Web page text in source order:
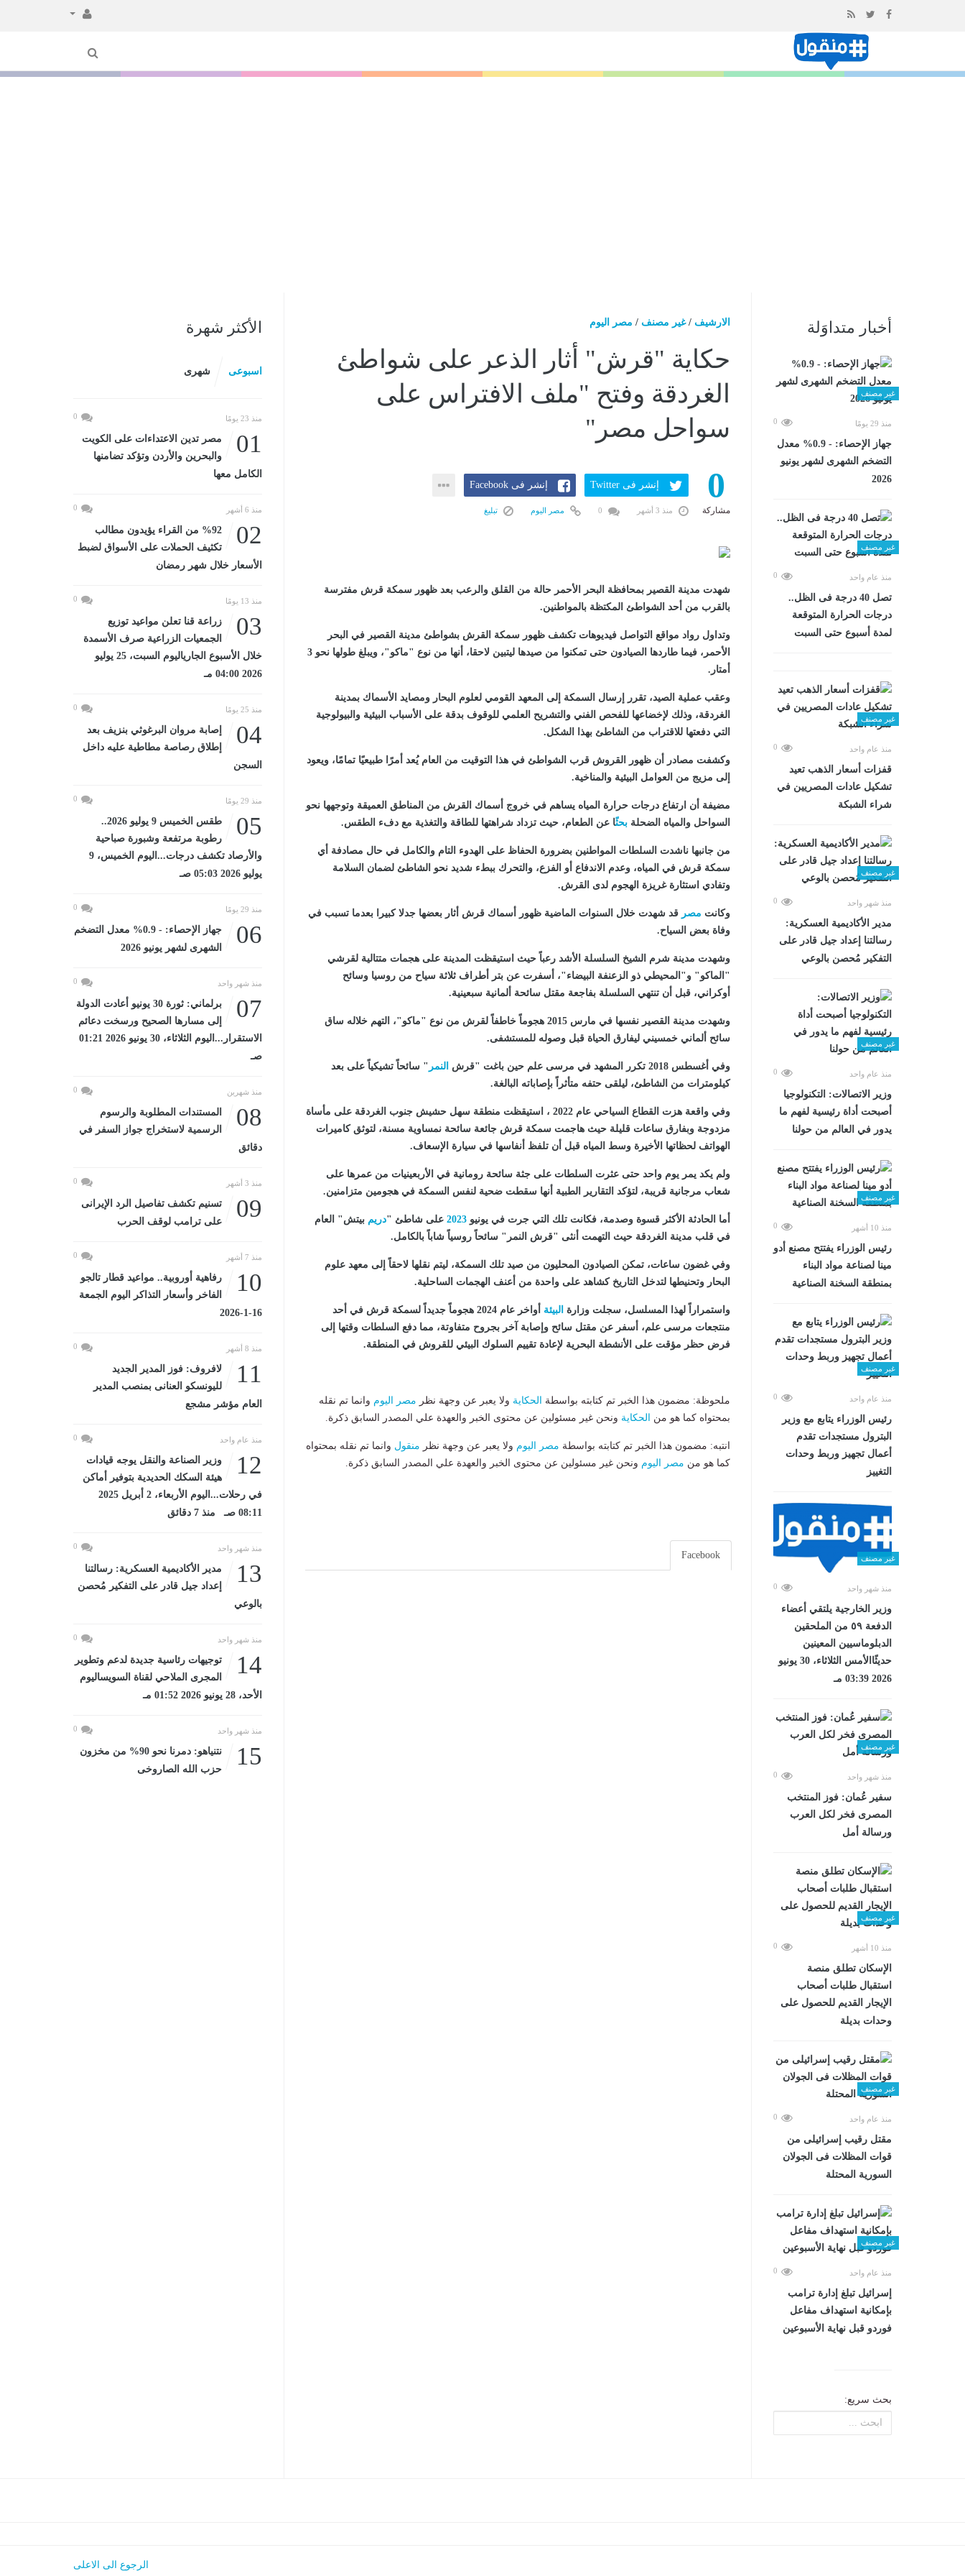
المحتوى
أخبار متداوَلة
غير مصنف
منذ 29 يومًا 0
جهاز الإحصاء: - 0.9% معدل
التضخم الشهرى لشهر يونيو
2026
غير مصنف
منذ عام واحد 0
تصل 40 درجة فى الظل..
درجات الحرارة المتوقعة
لمدة أسبوع حتى السبت
غير مصنف
منذ عام واحد 0
قفزات أسعار الذهب تعيد
تشكيل عادات المصريين في
شراء الشبكة
غير مصنف
منذ شهر واحد 0
مدير الأكاديمية العسكرية:
رسالتنا إعداد جيل قادر على
التفكير مُحصن بالوعي
غير مصنف
منذ عام واحد 0
وزير الاتصالات: التكنولوجيا
أصبحت أداة رئيسية لفهم ما
يدور في العالم من حولنا
غير مصنف
منذ 10 أشهر 0
رئيس الوزراء يفتتح مصنع أدو
مينا لصناعة مواد البناء
بمنطقة السخنة الصناعية
غير مصنف
منذ عام واحد 0
رئيس الوزراء يتابع مع وزير
البترول مستجدات تقدم
أعمال تجهيز وربط وحدات
التغييز
غير مصنف
منذ شهر واحد 0
وزير الخارجية يلتقي أعضاء
الدفعة ٥٩ من الملحقين
الدبلوماسيين المعينين
حديثًاالأمس الثلاثاء، 30 يونيو
2026 03:39 مـ
غير مصنف
منذ شهر واحد 0
سفير عُمان: فوز المنتخب
المصرى فخر لكل العرب
ورسالة أمل
غير مصنف
منذ 10 أشهر 0
الإسكان تطلق منصة
استقبال طلبات أصحاب
الإيجار القديم للحصول على
وحدات بديلة
غير مصنف
منذ عام واحد 0
مقتل رقيب إسرائيلى من
قوات المظلات فى الجولان
السورية المحتلة
غير مصنف
منذ عام واحد 0
إسرائيل تبلغ إدارة ترامب
بإمكانية استهداف مفاعل
فوردو قبل نهاية الأسبوعين
بحث سريع:
الارشيف /غير مصنف / مصر اليوم
حكاية "قرش" أثار الذعر على شواطئ
الغردقة وفتح "ملف الافتراس على
سواحل مصر"
0
مشاركة
إنشر فى Twitter إنشر فى Facebook
منذ 3 أشهر مصر اليوم تبليغ
شهدت مدينة القصير بمحافظة البحر الأحمر حالة من القلق والرعب بعد ظهور سمكة قرش مفترسة
بالقرب من أحد الشواطئ المكتظة بالمواطنين.
وتداول رواد مواقع التواصل فيديوهات تكشف ظهور سمكة القرش بشواطئ مدينة القصير في البحر
الأحمر، فيما طاردها الصيادون حتى تمكنوا من صيدها ليتبين لاحقا، أنها من نوع "ماكو"، ويبلغ طولها نحو 3
أمتار.
وعقب عملية الصيد، تقرر إرسال السمكة إلى المعهد القومي لعلوم البحار ومصايد الأسماك بمدينة
الغردقة، وذلك لإخضاعها للفحص الفني والتشريح العلمي للوقوف بدقة على الأسباب البيئية والبيولوجية
التي دفعتها للاقتراب من الشاطئ بهذا الشكل.
وكشفت مصادر أن ظهور القروش قرب الشواطئ في هذا التوقيت من العام يُعد أمرًا طبيعيًا تمامًا، ويعود
إلى مزيج من العوامل البيئية والمناخية.
مضيفة أن ارتفاع درجات حرارة المياه يساهم في خروج أسماك القرش من المناطق العميقة وتوجهها نحو
السواحل والمياه الضحلة بحثًا عن الطعام، حيث تزداد شراهتها للطاقة والتغذية مع دفء الطقس.
من جانبها ناشدت السلطات المواطنين بضرورة الحفاظ على الهدوء التام والكامل في حال مصادفة أي
سمكة قرش في المياه، وعدم الاندفاع أو الفزع، والتحرك ببطء شديد نحو الشاطئ لضمان السلامة
وتفادي استثارة غريزة الهجوم لدى القرش.
وكانت مصر قد شهدت خلال السنوات الماضية ظهور أسماك قرش أثار بعضها جدلا كبيرا بعدما تسبب في
وفاة بعض السياح.
وشهدت مدينة شرم الشيخ السلسلة الأشد رعباً حيث استيقظت المدينة على هجمات متتالية لقرشي
"الماكو" و"المحيطي ذو الزعنفة البيضاء"، أسفرت عن بتر أطراف ثلاثة سياح من روسيا وسائح
أوكراني، قبل أن تنتهي السلسلة بفاجعة مقتل سائحة ألمانية سبعينية.
وشهدت مدينة القصير نفسها في مارس 2015 هجوماً خاطفاً لقرش من نوع "ماكو"، التهم خلاله ساق
سائح ألماني خمسيني ليفارق الحياة قبل وصوله للمستشفى.
وفي أغسطس 2018 تكرر المشهد في مرسى علم حين باغت "قرش النمر " سائحاً تشيكياً على بعد
كيلومترات من الشاطئ، ليلقى حتفه متأثراً بإصاباته البالغة.
وفي واقعة هزت القطاع السياحي عام 2022 ، استيقظت منطقة سهل حشيش جنوب الغردقة على مأساة
مزدوجة وبفارق ساعات قليلة حيث هاجمت سمكة قرش جائعة سائحة نمساوية مسنة، لتوثق كاميرات
الهواتف لحظاتها الأخيرة وسط المياه قبل أن تلفظ أنفاسها في سيارة الإسعاف.
ولم يكد يمر يوم واحد حتى عثرت السلطات على جثة سائحة رومانية في الأربعينيات من عمرها على
شعاب مرجانية قريبة، لتؤكد التقارير الطبية أنها سقطت ضحية لنفس السمكة في هجومين متزامنين.
أما الحادثة الأكثر قسوة وصدمة، فكانت تلك التي جرت في يونيو 2023 على شاطئ "دريم بيتش" العام
في قلب مدينة الغردقة حيث التهمت أنثى "قرش النمر" سائحاً روسياً شاباً بالكامل.
وفي غضون ساعات، تمكن الصيادون المحليون من صيد تلك السمكة، ليتم نقلها لاحقاً إلى معهد علوم
البحار وتحنيطها لتدخل التاريخ كشاهد على واحدة من أعنف الهجمات الساحلية.
واستمراراً لهذا المسلسل، سجلت وزارة البيئة
أواخر عام 2024 هجوماً جديداً لسمكة قرش في أحد
منتجعات مرسى علم، أسفر عن مقتل سائح وإصابة آخر بجروح متفاوتة، مما دفع السلطات وقتها إلى
فرض حظر مؤقت على الأنشطة البحرية لإعادة تقييم السلوك البيئي للقروش في المنطقة.
ملحوظة: مضمون هذا الخبر تم كتابته بواسطة الحكاية ولا يعبر عن وجهة نظر مصر اليوم وانما تم نقله
بمحتواه كما هو من
الحكاية ونحن غير مسئولين عن محتوى الخبر والعهدة علي المصدر السابق ذكرة.
انتبه: مضمون هذا الخبر تم كتابته بواسطة مصر اليوم ولا يعبر عن وجهة نظر منقول وانما تم نقله بمحتواه
كما هو من مصر اليوم ونحن غير مسئولين عن محتوى الخبر والعهدة علي المصدر السابق ذكرة.
Facebook
الأكثر شهرة
اسبوعى شهرى
منذ 23 يومًا 0
01
مصر تدين الاعتداءات على الكويت
والبحرين والأردن وتؤكد تضامنها
الكامل معها
منذ 6 أشهر 0
02
%92 من القراء يؤيدون مطالب
تكثيف الحملات على الأسواق لضبط
الأسعار خلال شهر رمضان
منذ 13 يومًا 0
03
زراعة قنا تعلن مواعيد توزيع
الجمعيات الزراعية صرف الأسمدة
خلال الأسبوع الجارياليوم السبت، 25 يوليو
2026 04:00 مـ
منذ 25 يومًا 0
04
إصابة مروان البرغوثي بنزيف بعد
إطلاق رصاصة مطاطية عليه داخل
السجن
منذ 29 يومًا 0
05
طقس الخميس 9 يوليو 2026..
رطوبة مرتفعة وشبورة صباحية
والأرصاد تكشف درجات...اليوم الخميس، 9
يوليو 2026 05:03 صـ
منذ 29 يومًا 0
06
جهاز الإحصاء: - 0.9% معدل التضخم
الشهرى لشهر يونيو 2026
منذ شهر واحد 0
07
برلماني: ثورة 30 يونيو أعادت الدولة
إلى مسارها الصحيح ورسخت دعائم
الاستقرار...اليوم الثلاثاء، 30 يونيو 2026 01:21
صـ
منذ شهرين 0
08
المستندات المطلوبة والرسوم
الرسمية لاستخراج جواز السفر في
دقائق
منذ 3 أشهر 0
09
تسنيم تكشف تفاصيل الرد الإيرانى
على ترامب لوقف الحرب
منذ 7 أشهر 0
10
رفاهية أوروبية.. مواعيد قطار تالجو
الفاخر وأسعار التذاكر اليوم الجمعة
16-1-2026
منذ 8 أشهر 0
11
لافروف: فوز المدير الجديد
لليونسكو العنانى بمنصب المدير
العام مؤشر مشجع
منذ عام واحد 0
12
وزير الصناعة والنقل يوجه قيادات
هيئة السكك الحديدية بتوفير أماكن
في رحلات...اليوم الأربعاء، 2 أبريل 2025
08:11 صـ منذ 7 دقائق
منذ شهر واحد 0
13
مدير الأكاديمية العسكرية: رسالتنا
إعداد جيل قادر على التفكير مُحصن
بالوعي
منذ شهر واحد 0
14
توجيهات رئاسية جديدة لدعم وتطوير
المجرى الملاحي لقناة السويساليوم
الأحد، 28 يونيو 2026 01:52 مـ
منذ شهر واحد 0
15
نتنياهو: دمرنا نحو 90% من مخزون
حزب الله الصاروخى
الرجوع الى الاعلى